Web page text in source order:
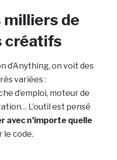
milliers de
créatifs
d’Anything, on voit des
variées :
d’emploi, moteur de
L’outil est pensé
avec n’importe quelle
le code.